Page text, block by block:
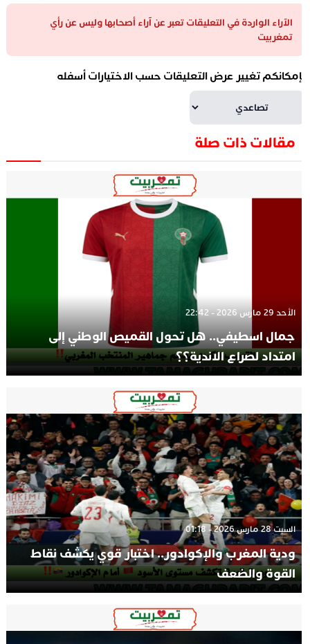
الآراء الواردة في التعليقات تعبر عن آراء أصحابها وليس عن رأي
تمغربيت
تغيير عرض التعليقات حسب الاختيارات أسفله
مقالات ذات صلة
الأحد 29 مارس 2026 - 22:42
جمال اسطيفي.. هل تحول القميص الوطني إلى
امتداد لصراع الاندية؟؟
السبت 28 مارس 2026 - 01:18
ودية المغرب والإكوادور.. اختبار قوي يكشف نقاط
القوة والضعف